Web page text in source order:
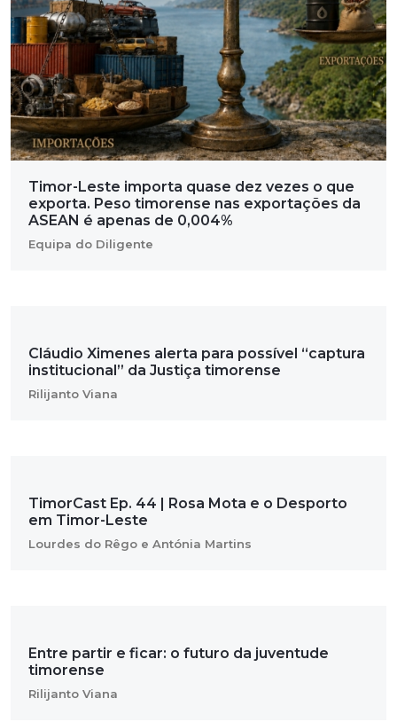
Timor-Leste importa quase dez vezes o que
exporta. Peso timorense nas exportações da
ASEAN é apenas de 0,004%
Equipa do Diligente
Cláudio Ximenes alerta para possível “captura
institucional” da Justiça timorense
Rilijanto Viana
TimorCast Ep. 44 | Rosa Mota e o Desporto
em Timor-Leste
Lourdes do Rêgo e Antónia Martins
Entre partir e ficar: o futuro da juventude
timorense
Rilijanto Viana